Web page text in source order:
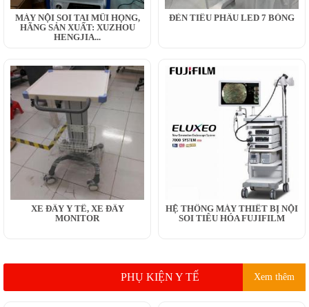
MÁY NỘI SOI TAI MŨI HỌNG,
HÃNG SẢN XUẤT: XUZHOU
HENGJIA...
ĐÈN TIỂU PHẪU LED 7 BÓNG
XE ĐẨY Y TẾ, XE ĐẨY
MONITOR
HỆ THỐNG MÁY THIẾT BỊ NỘI
SOI TIÊU HÓA FUJIFILM
PHỤ KIỆN Y TẾ Xem thêm